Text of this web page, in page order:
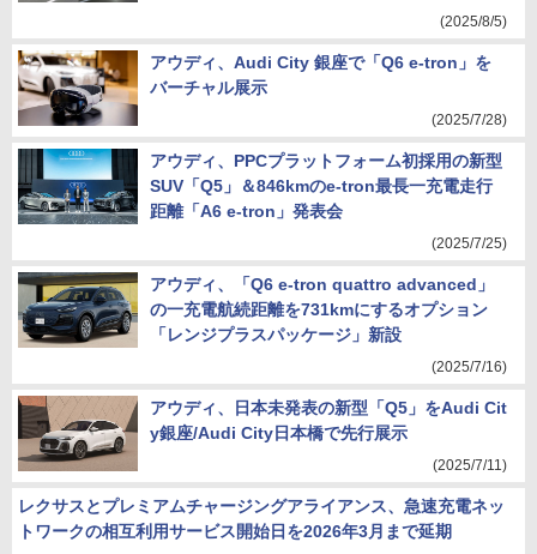
(2025/8/5)
アウディ、Audi City 銀座で「Q6 e-tron」を
バーチャル展示
(2025/7/28)
アウディ、PPCプラットフォーム初採用の新型
SUV「Q5」＆846kmのe-tron最長一充電走行
距離「A6 e-tron」発表会
(2025/7/25)
アウディ、「Q6 e-tron quattro advanced」
の一充電航続距離を731kmにするオプション
「レンジプラスパッケージ」新設
(2025/7/16)
アウディ、日本未発表の新型「Q5」をAudi Cit
y銀座/Audi City日本橋で先行展示
(2025/7/11)
レクサスとプレミアムチャージングアライアンス、急速充電ネッ
トワークの相互利用サービス開始日を2026年3月まで延期